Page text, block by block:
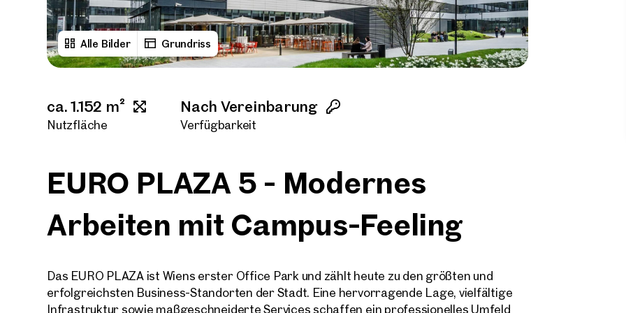
Alle Bilder Grundriss
ca. 1.152 m²
Nutzfläche
Nach Vereinbarung
Verfügbarkeit
EURO PLAZA 5 - Modernes
Arbeiten mit Campus-Feeling
Das EURO PLAZA ist Wiens erster Office Park und zählt heute zu den größten und
erfolgreichsten Business-Standorten der Stadt. Eine hervorragende Lage, vielfältige
Infrastruktur sowie maßgeschneiderte Services schaffen ein professionelles Umfeld